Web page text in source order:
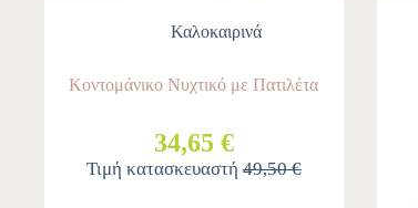
Καλοκαιρινά
Κοντομάνικο Νυχτικό με Πατιλέτα
34,65 €
Τιμή κατασκευαστή 49,50 €